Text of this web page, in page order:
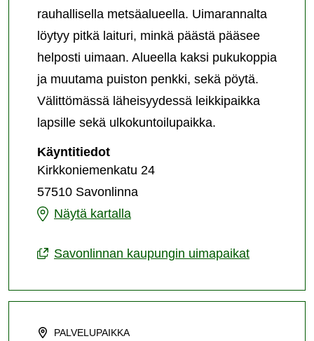
rauhallisella metsäalueella. Uimarannalta
löytyy pitkä laituri, minkä päästä pääsee
helposti uimaan. Alueella kaksi pukukoppia
ja muutama puiston penkki, sekä pöytä.
Välittömässä läheisyydessä leikkipaikka
lapsille sekä ulkokuntoilupaikka.
KäyntitiedotLaitaatsillan
uimaranta
Kirkkoniemenkatu 24
57510 Savonlinna
Näytä kartalla
Laitaatsillan
Savonlinnan kaupungin uimapaikat
PALVELUPAIKKA